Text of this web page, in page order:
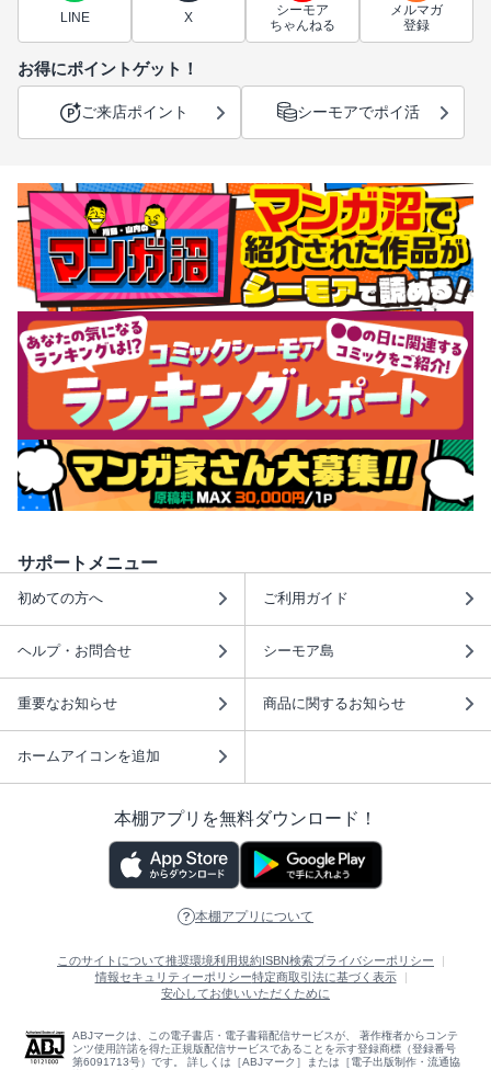
LINE X
シーモア
ちゃんねる
メルマガ
登録
お得にポイントゲット！
ご来店ポイント シーモアでポイ活
サポートメニュー
初めての方へ ご利用ガイド
ヘルプ・お問合せ シーモア島
重要なお知らせ 商品に関するお知らせ
ホームアイコンを追加
本棚アプリを無料ダウンロード！
本棚アプリについて
このサイトについて推奨環境利用規約ISBN検索プライバシーポリシー
情報セキュリティーポリシー特定商取引法に基づく表示
安心してお使いいただくために
ABJマークは、この電子書店・電子書籍配信サービスが、 著作権者からコンテ
ンツ使用許諾を得た正規版配信サービスであることを示す登録商標（登録番号
第6091713号）です。 詳しくは［ABJマーク］または［電子出版制作・流通協